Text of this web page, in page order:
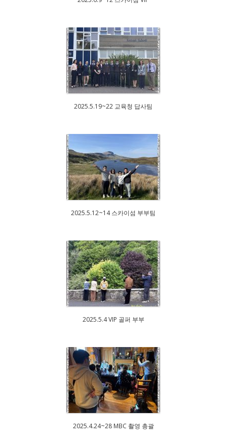
2025.5.19~22 교육청 답사팀
2025.5.12~14 스카이섬 부부팀
2025.5.4 VIP 골퍼 부부
2025.4.24~28 MBC 촬영 총괄